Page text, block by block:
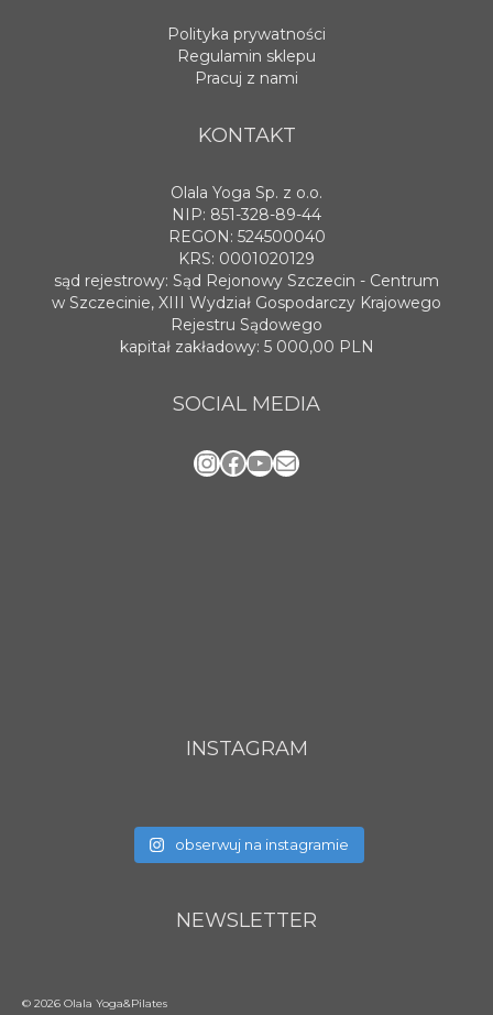
Polityka prywatności
Regulamin sklepu
Pracuj z nami
KONTAKT
Olala Yoga Sp. z o.o.
NIP: 851-328-89-44
REGON: 524500040
KRS: 0001020129
sąd rejestrowy: Sąd Rejonowy Szczecin - Centrum
w Szczecinie, XIII Wydział Gospodarczy Krajowego
Rejestru Sądowego
kapitał zakładowy: 5 000,00 PLN
SOCIAL MEDIA
Instagram
Facebook
YouTube
Mail
INSTAGRAM
obserwuj na instagramie
NEWSLETTER
© 2026 Olala Yoga&Pilates